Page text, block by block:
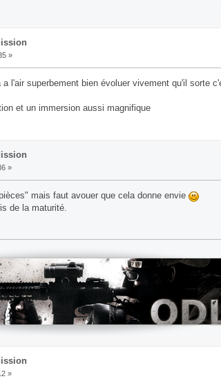
»
l'air superbement bien évoluer vivement qu'il sorte
et un immersion aussi magnifique
»
mais faut avouer que cela donne envie
de la maturité.
»